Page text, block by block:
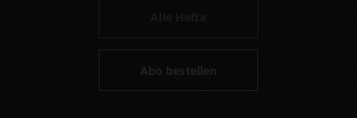
Abo bestellen